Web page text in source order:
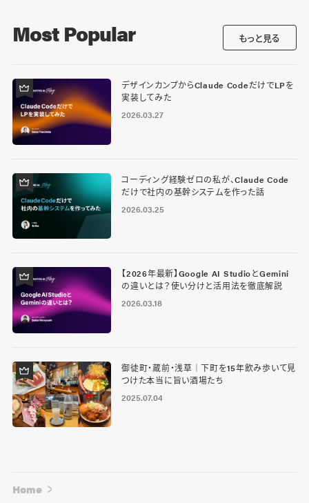
Most Popular もっと見る
デザインカンプからClaude CodeだけでLPを
実装してみた
2026.03.27
コーディング経験ゼロの私が、Claude Code
だけで社内の基幹システムを作った話
2026.03.25
【2026年最新】Google AI StudioとGemini
の違いとは？使い分けと活用法を徹底解説
2026.03.18
御徒町・蔵前・浅草｜下町を15年飲み歩いて見
つけた本当に旨い酒場たち
2025.07.04
Home